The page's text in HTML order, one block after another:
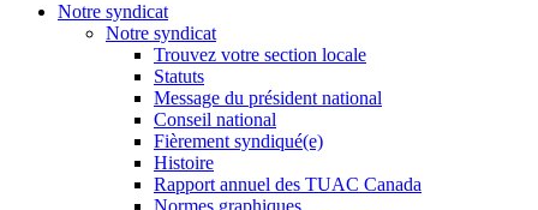
Notre syndicat
Notre syndicat
Trouvez votre section locale
Statuts
Message du président national
Conseil national
Fièrement syndiqué(e)
Histoire
Rapport annuel des TUAC Canada